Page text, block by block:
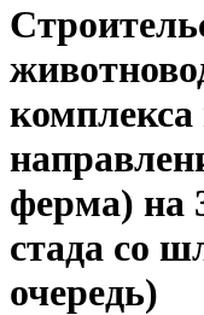
ферма) на
стада со
очередь)